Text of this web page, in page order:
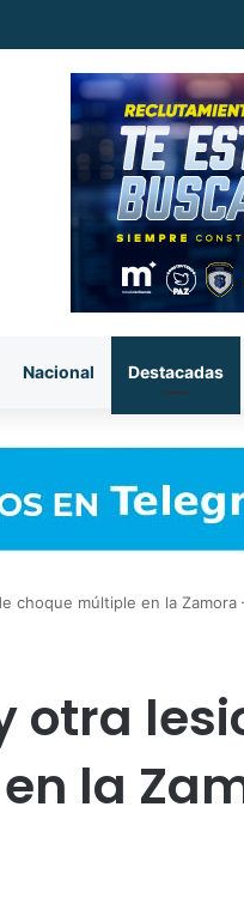
sujetos se llevan el
Nacional Destacadas
choque múltiple en la Zamora
otra
la